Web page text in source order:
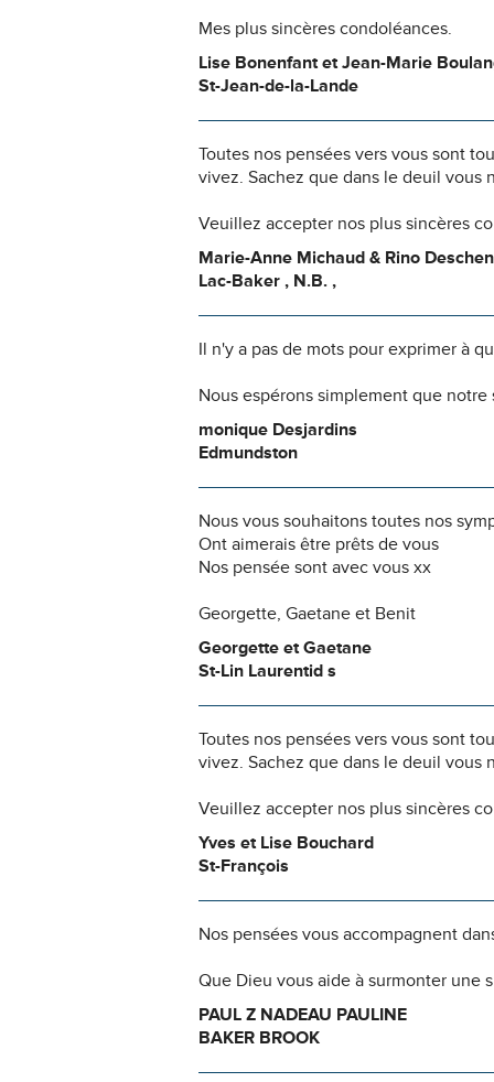
Mes plus sincères condoléances.
Lise Bonenfant et Jean-Marie
St-Jean-de-la-Lande
Toutes nos pensées vers vous sont
vivez. Sachez que dans le deuil vous
Veuillez accepter nos plus sincères
Marie-Anne Michaud & Rino
Lac-Baker , N.B. ,
Il n'y a pas de mots pour exprimer à
Nous espérons simplement que
monique Desjardins
Edmundston
Nous vous souhaitons toutes nos
Ont aimerais être prêts de vous
Nos pensée sont avec vous xx
Georgette, Gaetane et Benit
Georgette et Gaetane
St-Lin Laurentid s
Toutes nos pensées vers vous sont
vivez. Sachez que dans le deuil vous
Veuillez accepter nos plus sincères
Yves et Lise Bouchard
St-François
Nos pensées vous accompagnent
Que Dieu vous aide à surmonter une
PAUL Z NADEAU PAULINE
BAKER BROOK